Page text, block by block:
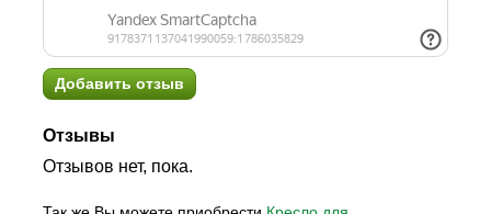
Добавить отзыв
Отзывы
Отзывов нет, пока.